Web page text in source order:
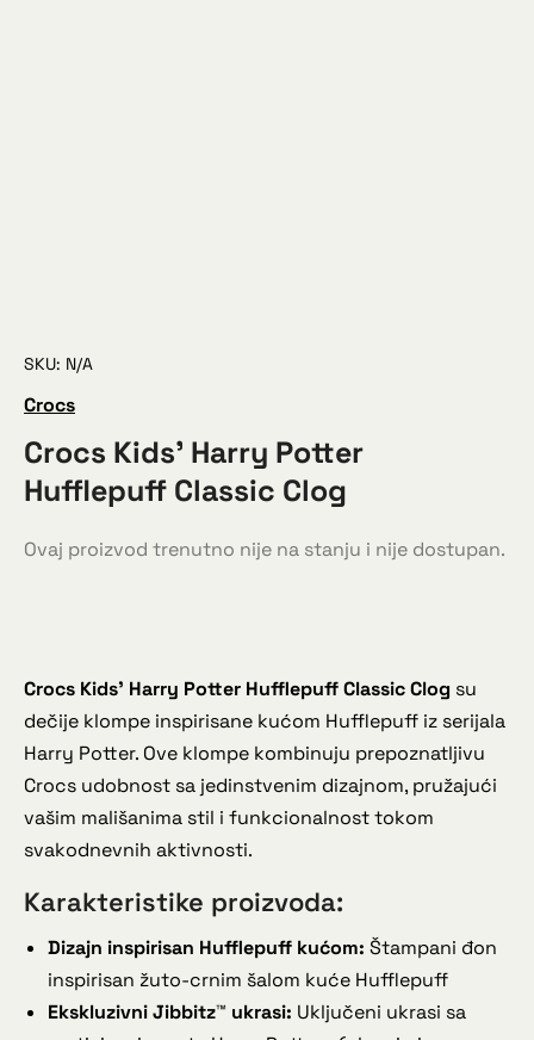
SKU: N/A
Crocs
Crocs Kids’ Harry Potter
Hufflepuff Classic Clog
Ovaj proizvod trenutno nije na stanju i nije dostupan.
Crocs Kids’ Harry Potter Hufflepuff Classic Clog su
dečije klompe inspirisane kućom Hufflepuff iz serijala
Harry Potter. Ove klompe kombinuju prepoznatljivu
Crocs udobnost sa jedinstvenim dizajnom, pružajući
vašim mališanima stil i funkcionalnost tokom
svakodnevnih aktivnosti.
Karakteristike proizvoda:
Dizajn inspirisan Hufflepuff kućom: Štampani đon
inspirisan žuto-crnim šalom kuće Hufflepuff
Ekskluzivni Jibbitz™ ukrasi: Uključeni ukrasi sa